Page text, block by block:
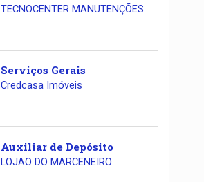
TECNOCENTER MANUTENÇÕES
Serviços Gerais
Credcasa Imóveis
Auxiliar de Depósito
LOJAO DO MARCENEIRO